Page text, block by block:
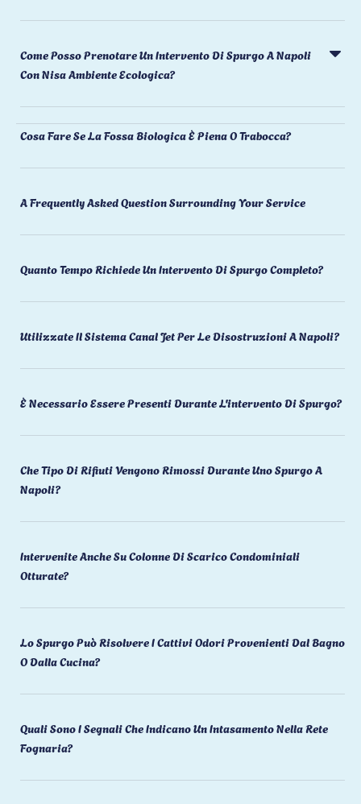
Come Posso Prenotare Un Intervento Di Spurgo A Napoli
Con Nisa Ambiente Ecologica?
Cosa Fare Se La Fossa Biologica È Piena O Trabocca?
A Frequently Asked Question Surrounding Your Service
Quanto Tempo Richiede Un Intervento Di Spurgo Completo?
Utilizzate Il Sistema Canal Jet Per Le Disostruzioni A Napoli?
È Necessario Essere Presenti Durante L'intervento Di Spurgo?
Che Tipo Di Rifiuti Vengono Rimossi Durante Uno Spurgo A
Napoli?
Intervenite Anche Su Colonne Di Scarico Condominiali
Otturate?
Lo Spurgo Può Risolvere I Cattivi Odori Provenienti Dal Bagno
O Dalla Cucina?
Quali Sono I Segnali Che Indicano Un Intasamento Nella Rete
Fognaria?